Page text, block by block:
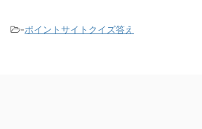
-ポイントサイトクイズ答え